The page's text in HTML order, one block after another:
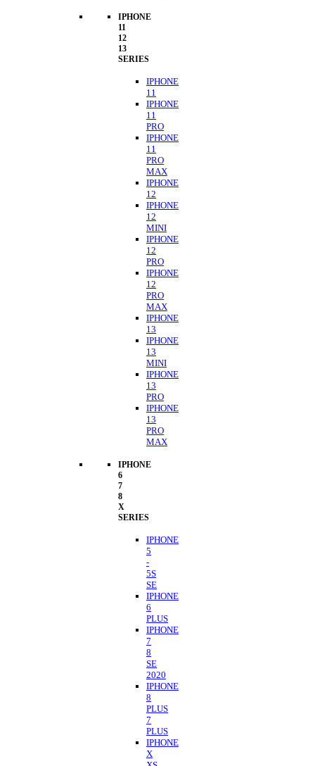
IPHONE
11
12
13
SERIES
IPHONE
11
IPHONE
11
PRO
IPHONE
11
PRO
MAX
IPHONE
12
IPHONE
12
MINI
IPHONE
12
PRO
IPHONE
12
PRO
MAX
IPHONE
13
IPHONE
13
MINI
IPHONE
13
PRO
IPHONE
13
PRO
MAX
IPHONE
6
7
8
X
SERIES
IPHONE
5
-
5S
SE
IPHONE
6
PLUS
IPHONE
7
8
SE
2020
IPHONE
8
PLUS
7
PLUS
IPHONE
X